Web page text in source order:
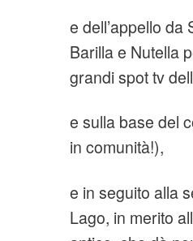
e dell’appello
Barilla e Nutella
grandi spot tv
e sulla base del
in comunità!),
e in seguito alla
Lago, in merito